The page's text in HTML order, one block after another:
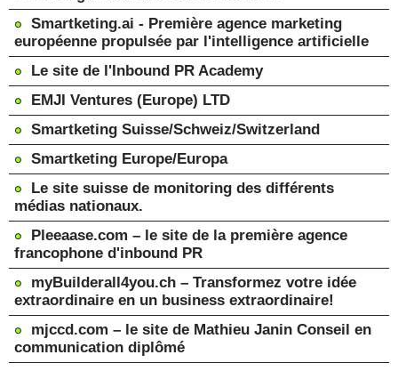
Smartketing.ai - Première agence marketing
européenne propulsée par l'intelligence artificielle
Le site de l'Inbound PR Academy
EMJI Ventures (Europe) LTD
Smartketing Suisse/Schweiz/Switzerland
Smartketing Europe/Europa
Le site suisse de monitoring des différents
médias nationaux.
Pleeaase.com – le site de la première agence
francophone d'inbound PR
myBuilderall4you.ch – Transformez votre idée
extraordinaire en un business extraordinaire!
mjccd.com – le site de Mathieu Janin Conseil en
communication diplômé